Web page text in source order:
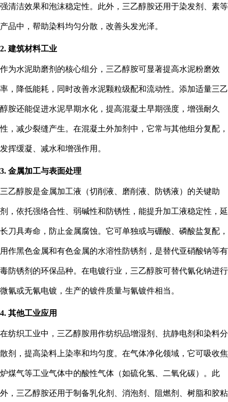
强清洁效果和泡沫稳定性。此外，三乙醇胺还用于染发剂、素等
产品中，帮助染料均匀分散，改善头发光泽。
2. 建筑材料工业
作为水泥助磨剂的核心组分，三乙醇胺可显著提高水泥粉磨效
率，降低能耗，同时改善水泥颗粒级配和流动性。添加适量三乙
醇胺还能促进水泥早期水化，提高混凝土早期强度，增强耐久
性，减少裂缝产生。在混凝土外加剂中，它常与其他组分复配，
发挥缓凝、减水和增强作用。
3. 金属加工与表面处理
三乙醇胺是金属加工液（切削液、磨削液、防锈液）的关键助
剂，依托强络合性、弱碱性和防锈性，能提升加工液稳定性，延
长刀具寿命，防止金属腐蚀。它可单独或与硼酸、磷酸盐复配，
用作黑色金属和有色金属的水溶性防锈剂，是替代亚硝酸钠等有
毒防锈剂的环保品种。在电镀行业，三乙醇胺可替代氰化钠进行
微氰或无氰电镀，生产的镀件质量与氰镀件相当。
4. 其他工业应用
在纺织工业中，三乙醇胺用作纺织品增湿剂、抗静电剂和染料分
散剂，提高染料上染率和均匀度。在气体净化领域，它可吸收焦
炉煤气等工业气体中的酸性气体（如硫化氢、二氧化碳）。此
外，三乙醇胺还用于制备乳化剂、消泡剂、阻燃剂、树脂和胶粘